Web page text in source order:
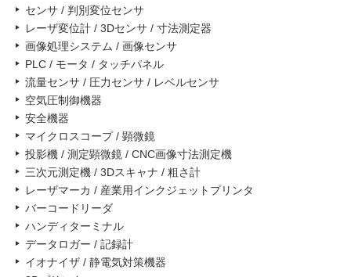
センサ / 判別変位センサ
レーザ変位計 / 3Dセンサ / 寸法測定器
画像処理システム / 画像センサ
PLC / モータ / タッチパネル
流量センサ / 圧力センサ / レベルセンサ
空気圧制御機器
安全機器
マイクロスコープ / 顕微鏡
投影機 / 測定顕微鏡 / CNC画像寸法測定機
三次元測定機 / 3Dスキャナ / 粗さ計
レーザマーカ / 産業用インクジェットプリンタ
バーコードリーダ
ハンディターミナル
データロガー / 記録計
イオナイザ / 静電気対策機器